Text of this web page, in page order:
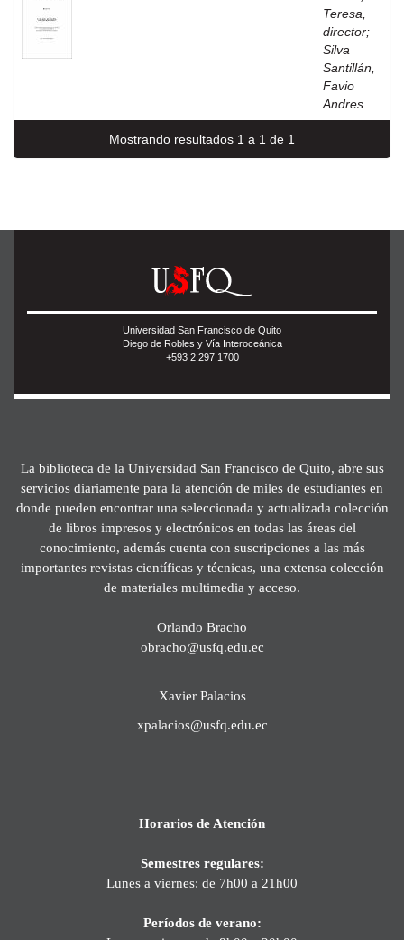
Teresa,
director;
Silva
Santillán,
Favio
Andres
Mostrando resultados 1 a 1 de 1
Universidad San Francisco de Quito
Diego de Robles y Vía Interoceánica
+593 2 297 1700
La biblioteca de la Universidad San Francisco de Quito, abre sus
servicios diariamente para la atención de miles de estudiantes en
donde pueden encontrar una seleccionada y actualizada colección
de libros impresos y electrónicos en todas las áreas del
conocimiento, además cuenta con suscripciones a las más
importantes revistas científicas y técnicas, una extensa colección
de materiales multimedia y acceso.
Orlando Bracho
obracho@usfq.edu.ec
Xavier Palacios
xpalacios@usfq.edu.ec
Horarios de Atención
Semestres regulares:
Lunes a viernes: de 7h00 a 21h00
Períodos de verano: